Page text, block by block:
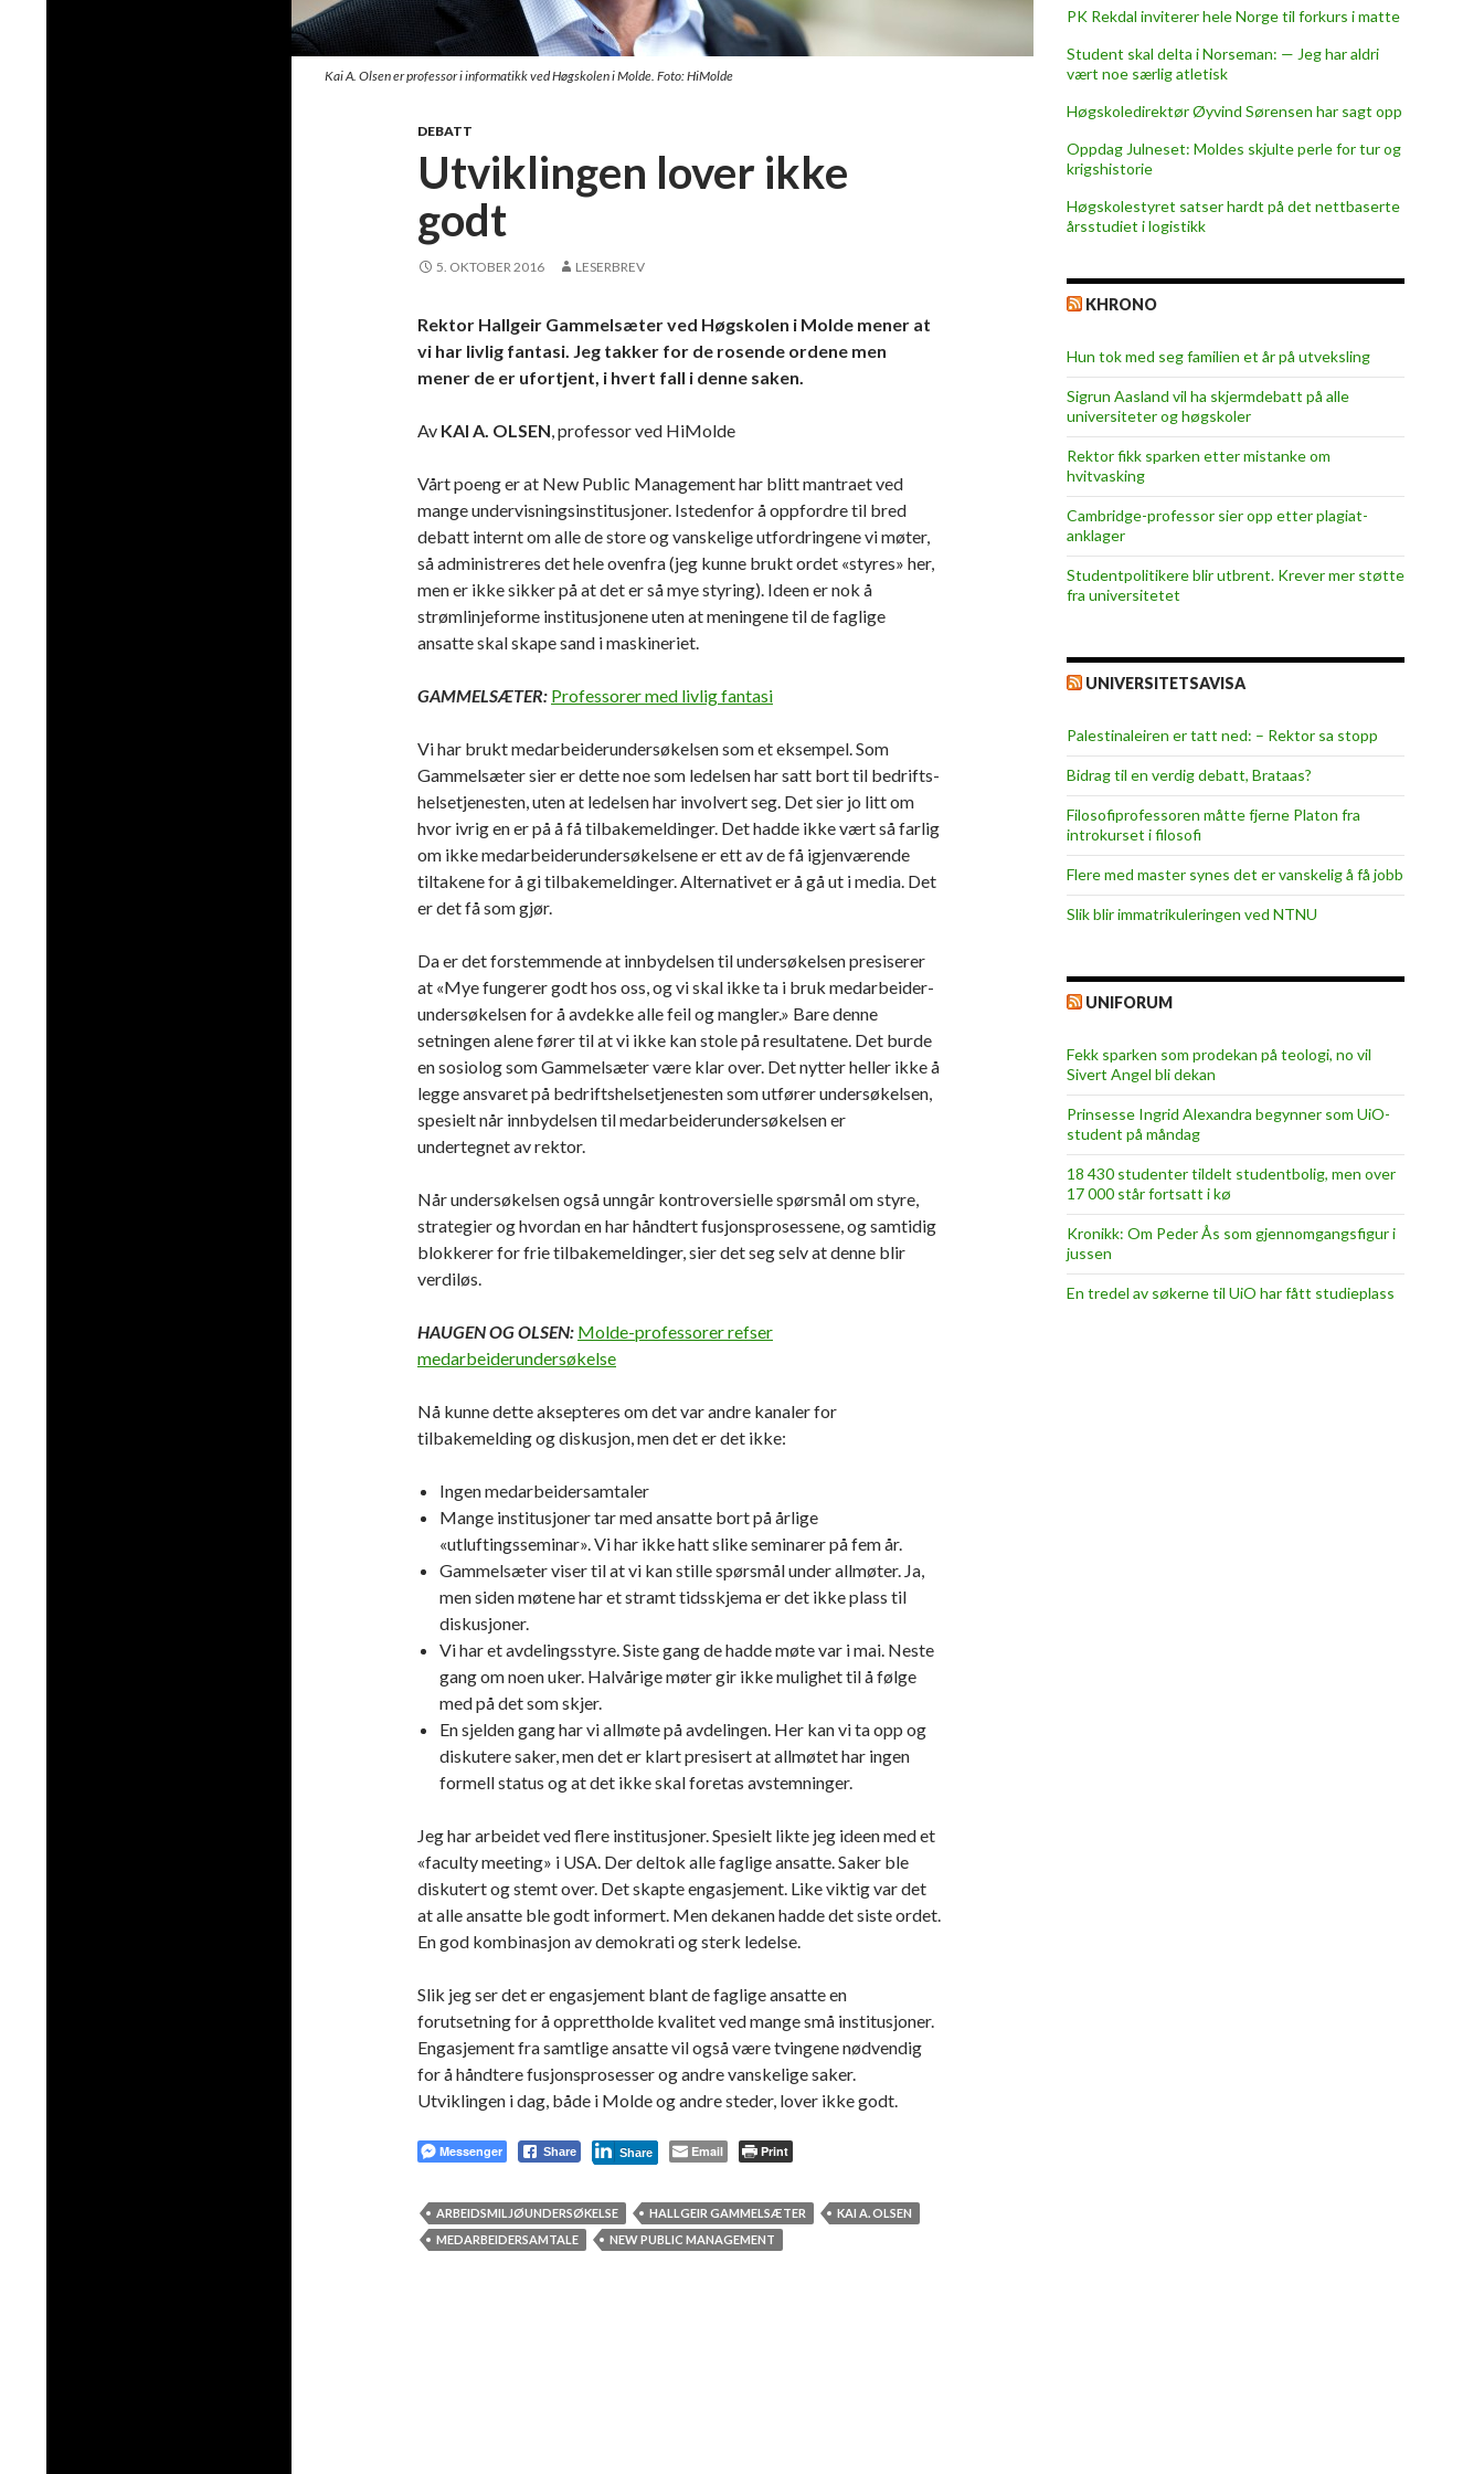
Kai A. Olsen er professor i informatikk ved Høgskolen i Molde. Foto: HiMolde
DEBATT
Utviklingen lover ikke
godt
5. OKTOBER 2016 LESERBREV
Rektor Hallgeir Gammelsæter ved Høgskolen i Molde mener at
vi har livlig fantasi. Jeg takker for de rosende ordene men
mener de er ufortjent, i hvert fall i denne saken.
Av KAI A. OLSEN, professor ved HiMolde
Vårt poeng er at New Public Management har blitt mantraet ved
mange undervisningsinstitusjoner. Istedenfor å oppfordre til bred
debatt internt om alle de store og vanskelige utfordringene vi møter,
så administreres det hele ovenfra (jeg kunne brukt ordet «styres» her,
men er ikke sikker på at det er så mye styring). Ideen er nok å
strømlinjeforme institusjonene uten at meningene til de faglige
ansatte skal skape sand i maskineriet.
GAMMELSÆTER: Professorer med livlig fantasi
Vi har brukt medarbeiderundersøkelsen som et eksempel. Som
Gammelsæter sier er dette noe som ledelsen har satt bort til bedrifts­
helsetjenesten, uten at ledelsen har involvert seg. Det sier jo litt om
hvor ivrig en er på å få tilbakemeldinger. Det hadde ikke vært så farlig
om ikke medarbeider­undersøkelsene er ett av de få igjenværende
tiltakene for å gi tilbakemeldinger. Alternativet er å gå ut i media. Det
er det få som gjør.
Da er det forstemmende at innbydelsen til undersøkelsen presiserer
at «Mye fungerer godt hos oss, og vi skal ikke ta i bruk medarbeider­
undersøkelsen for å avdekke alle feil og mangler.» Bare denne
setningen alene fører til at vi ikke kan stole på resultatene. Det burde
en sosiolog som Gammelsæter være klar over. Det nytter heller ikke å
legge ansvaret på bedrifts­helsetjenesten som utfører undersøkelsen,
spesielt når innbydelsen til medarbeider­undersøkelsen er
undertegnet av rektor.
Når undersøkelsen også unngår kontroversielle spørsmål om styre,
strategier og hvordan en har håndtert fusjonsprosessene, og samtidig
blokkerer for frie tilbakemeldinger, sier det seg selv at denne blir
verdiløs.
HAUGEN OG OLSEN: Molde-professorer refser
medarbeiderundersøkelse
Nå kunne dette aksepteres om det var andre kanaler for
tilbakemelding og diskusjon, men det er det ikke:
Ingen medarbeidersamtaler
Mange institusjoner tar med ansatte bort på årlige
«utluftingsseminar». Vi har ikke hatt slike seminarer på fem år.
Gammelsæter viser til at vi kan stille spørsmål under allmøter. Ja,
men siden møtene har et stramt tidsskjema er det ikke plass til
diskusjoner.
Vi har et avdelingsstyre. Siste gang de hadde møte var i mai. Neste
gang om noen uker. Halvårige møter gir ikke mulighet til å følge
med på det som skjer.
En sjelden gang har vi allmøte på avdelingen. Her kan vi ta opp og
diskutere saker, men det er klart presisert at allmøtet har ingen
formell status og at det ikke skal foretas avstemninger.
Jeg har arbeidet ved flere institusjoner. Spesielt likte jeg ideen med et
«faculty meeting» i USA. Der deltok alle faglige ansatte. Saker ble
diskutert og stemt over. Det skapte engasjement. Like viktig var det
at alle ansatte ble godt informert. Men dekanen hadde det siste ordet.
En god kombinasjon av demokrati og sterk ledelse.
Slik jeg ser det er engasjement blant de faglige ansatte en
forutsetning for å opprettholde kvalitet ved mange små institusjoner.
Engasjement fra samtlige ansatte vil også være tvingene nødvendig
for å håndtere fusjonsprosesser og andre vanskelige saker.
Utviklingen i dag, både i Molde og andre steder, lover ikke godt.
Messenger Share Share Email Print
ARBEIDSMILJØUNDERSØKELSE HALLGEIR GAMMELSÆTER
KAI A. OLSEN
MEDARBEIDERSAMTALE
NEW PUBLIC MANAGEMENT
PK Rekdal inviterer hele Norge til forkurs i matte
Student skal delta i Norseman: — Jeg har aldri
vært noe særlig atletisk
Høgskoledirektør Øyvind Sørensen har sagt opp
Oppdag Julneset: Moldes skjulte perle for tur og
krigshistorie
Høgskolestyret satser hardt på det nettbaserte
årsstudiet i logistikk
KHRONO
Hun tok med seg familien et år på utveksling
Sigrun Aasland vil ha skjerm­debatt på alle
universiteter og høgskoler
Rektor fikk sparken etter mistanke om
hvitvasking
Cambridge-professor sier opp etter plagiat-
anklager
Studentpolitikere blir utbrent. Krever mer støtte
fra universitetet
UNIVERSITETSAVISA
Palestinaleiren er tatt ned: – Rektor sa stopp
Bidrag til en verdig debatt, Brataas?
Filosofiprofessoren måtte fjerne Platon fra
introkurset i filosofi
Flere med master synes det er vanskelig å få jobb
Slik blir immatrikuleringen ved NTNU
UNIFORUM
Fekk sparken som prodekan på teologi, no vil
Sivert Angel bli dekan
Prinsesse Ingrid Alexandra begynner som UiO-
student på måndag
18 430 studenter tildelt studentbolig, men over
17 000 står fortsatt i kø
Kronikk: Om Peder Ås som gjennomgangsfigur i
jussen
En tredel av søkerne til UiO har fått studieplass